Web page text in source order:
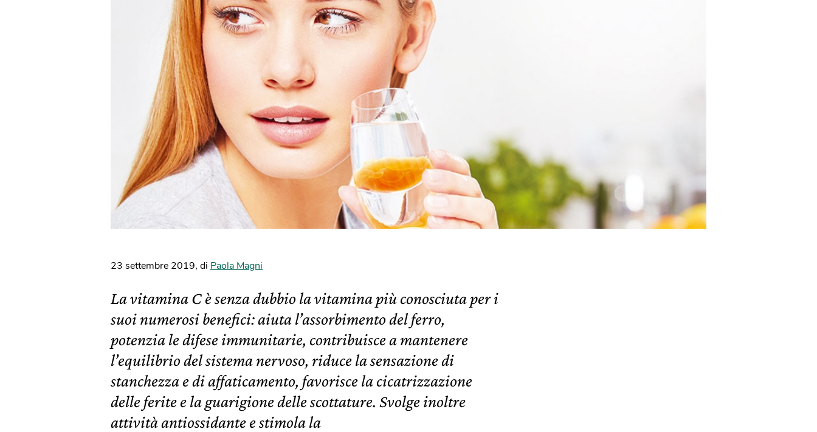
23 settembre 2019, di Paola Magni
La vitamina C è senza dubbio la vitamina più conosciuta per i
suoi numerosi benefici: aiuta l’assorbimento del ferro,
potenzia le difese immunitarie, contribuisce a mantenere
l’equilibrio del sistema nervoso, riduce la sensazione di
stanchezza e di affaticamento, favorisce la cicatrizzazione
delle ferite e la guarigione delle scottature. Svolge inoltre
attività antiossidante e stimola la